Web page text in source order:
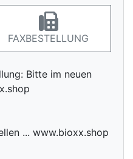
FAXBESTELLUNG
Bitte im neuen
... www.bioxx.shop